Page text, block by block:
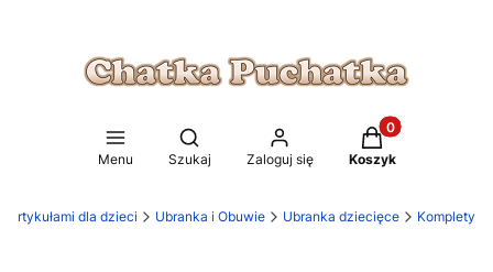
Menu
Otwórz wyszukiwarkę
Szukaj Zaloguj się
Produkty w
Koszyk
artykułami dla dzieci Ubranka i Obuwie Ubranka dziecięce Komplety